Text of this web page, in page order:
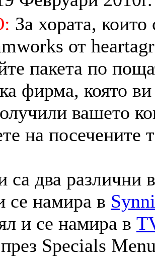
За хората,
от
пакета по
фирма, която
вашето
на посечените
са два различни
се намира в
и се намира в
Specials